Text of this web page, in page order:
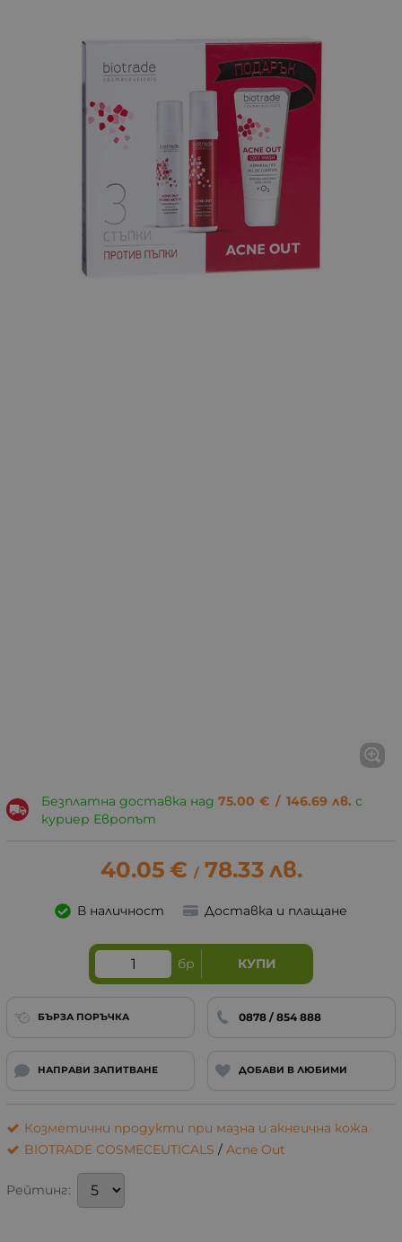
Безплатна доставка над 75.00 € / 146.69 лв. с
куриер Европът
40.05 € / 78.33 лв.
В наличност Доставка и плащане
бр КУПИ
БЪРЗА ПОРЪЧКА 0878 / 854 888
НАПРАВИ ЗАПИТВАНЕ ДОБАВИ В ЛЮБИМИ
Козметични продукти при мазна и акнеична кожа
BIOTRADE COSMECEUTICALS / Acne Out
Рейтинг: